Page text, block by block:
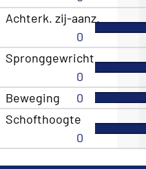
Achterk. zij-aanz.
0
Spronggewricht
0
Beweging
0
Schofthoogte
0